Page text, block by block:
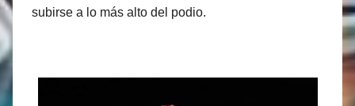
subirse a lo más alto del podio.